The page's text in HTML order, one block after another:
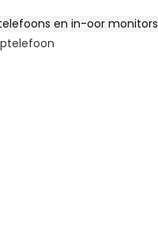
en in-oor monitors